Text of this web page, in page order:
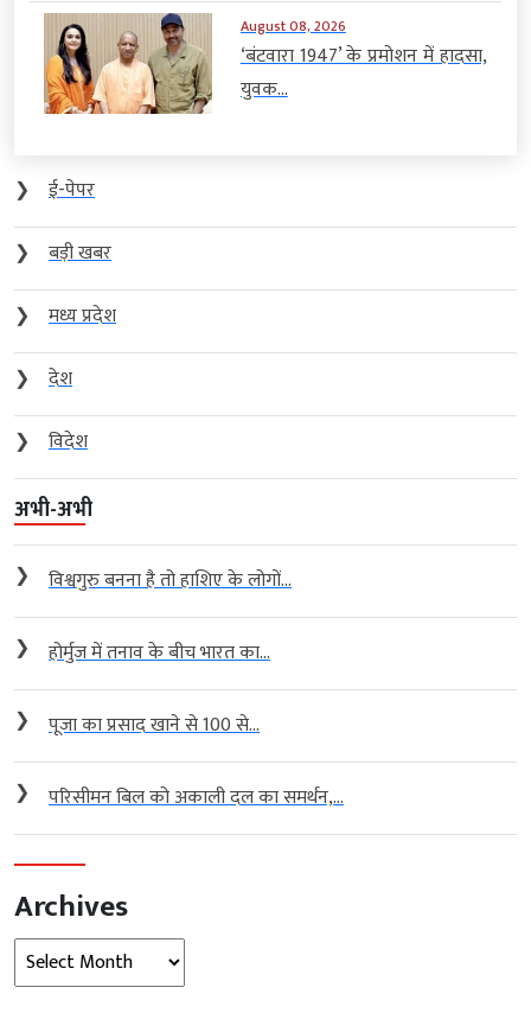
August 08, 2026
‘बंटवारा 1947’ के प्रमोशन में हादसा,
युवक...
❯
ई-पेपर
❯
बड़ी खबर
❯
मध्य प्रदेश
❯
देश
❯
विदेश
अभी-अभी
❯ विश्वगुरु बनना है तो हाशिए के लोगों...
❯ होर्मुज में तनाव के बीच भारत का...
❯ पूजा का प्रसाद खाने से 100 से...
❯ परिसीमन बिल को अकाली दल का समर्थन,...
Archives
Archives